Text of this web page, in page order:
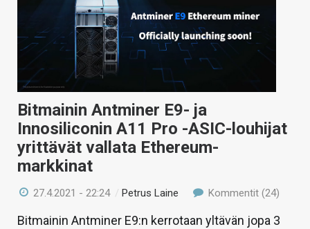
VAIHDA TEEMA
HAKU
Bitmainin Antminer E9- ja
Innosiliconin A11 Pro -ASIC-louhijat
yrittävät vallata Ethereum-
markkinat
27.4.2021 - 22:24 / Petrus Laine Kommentit (24)
Bitmainin Antminer E9:n kerrotaan yltävän jopa 3